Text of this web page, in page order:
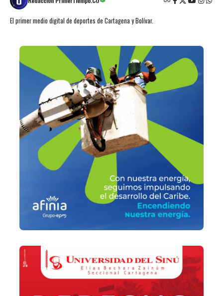
El primer medio digital de deportes de Cartagena y Bolívar.